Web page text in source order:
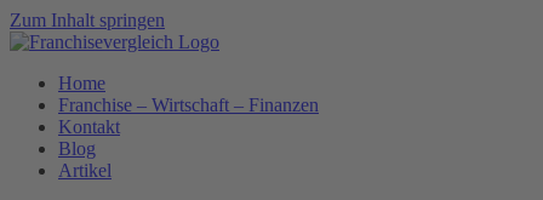
Zum Inhalt springen
Home
Franchise – Wirtschaft – Finanzen
Kontakt
Blog
Artikel